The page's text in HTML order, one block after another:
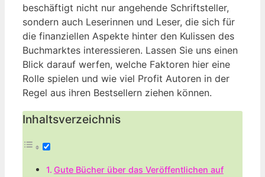
beschäftigt nicht nur angehende Schriftsteller,
sondern auch Leserinnen und Leser, die sich für
die finanziellen Aspekte hinter den Kulissen des
Buchmarktes interessieren. Lassen Sie uns einen
Blick darauf werfen, welche Faktoren hier eine
Rolle spielen und wie viel Profit Autoren in der
Regel aus ihren Bestsellern ziehen können.
Inhaltsverzeichnis
Gute Bücher über das Veröffentlichen auf